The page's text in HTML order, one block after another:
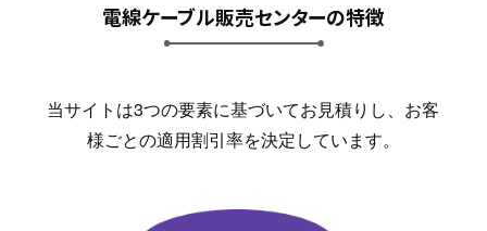
電線ケーブル販売センターの特徴
当サイトは3つの要素に基づいてお見積りし、お客
様ごとの適用割引率を決定しています。